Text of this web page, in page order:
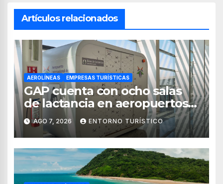
Artículos relacionados
AEROLÍNEAS EMPRESAS TURÍSTICAS
GAP cuenta con ocho salas
de lactancia en aeropuertos
de México
AGO 7, 2026 ENTORNO TURÍSTICO